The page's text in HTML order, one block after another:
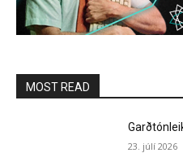
MOST READ
23. júlí 2026